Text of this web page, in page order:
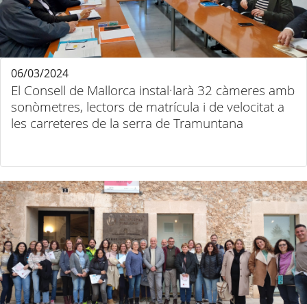
El Consell de Mallorca instal·larà 32 càmeres amb
sonòmetres, lectors de matrícula i de velocitat a
les carreteres de la serra de Tramuntana
06/03/2024